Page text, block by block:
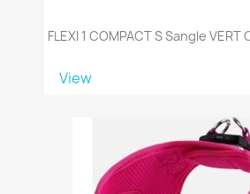
FLEXI 1 COMPACT S Sangle
View